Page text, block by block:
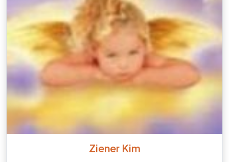
Ziener Kim